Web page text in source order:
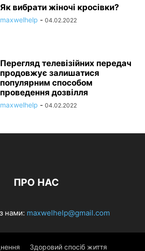
Як вибрати жіночі кросівки?
maxwelhelp - 04.02.2022
Перегляд телевізійних передач
продовжує залишатися
популярним способом
проведення дозвілля
maxwelhelp - 04.02.2022
ПРО НАС
нами: maxwelhelp@gmail.com
Здоровий спосіб життя